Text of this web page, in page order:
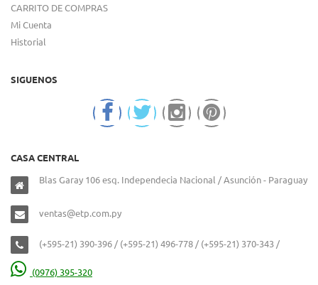
CARRITO DE COMPRAS
Mi Cuenta
Historial
SIGUENOS
CASA CENTRAL
Blas Garay 106 esq. Independecia Nacional / Asunción - Paraguay
ventas@etp.com.py
(+595-21) 390-396 / (+595-21) 496-778 / (+595-21) 370-343 /
(0976) 395-320